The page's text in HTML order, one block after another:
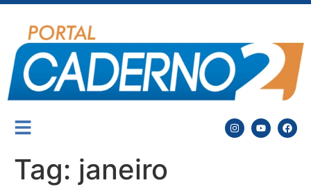
Tag: janeiro